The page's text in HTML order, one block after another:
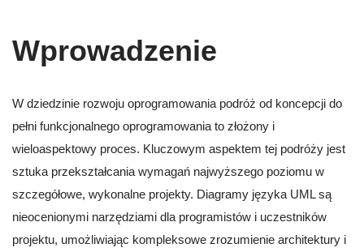
Wprowadzenie
W dziedzinie rozwoju oprogramowania podróż od koncepcji do
pełni funkcjonalnego oprogramowania to złożony i
wieloaspektowy proces. Kluczowym aspektem tej podróży jest
sztuka przekształcania wymagań najwyższego poziomu w
szczegółowe, wykonalne projekty. Diagramy języka UML są
nieocenionymi narzędziami dla programistów i uczestników
projektu, umożliwiając kompleksowe zrozumienie architektury i